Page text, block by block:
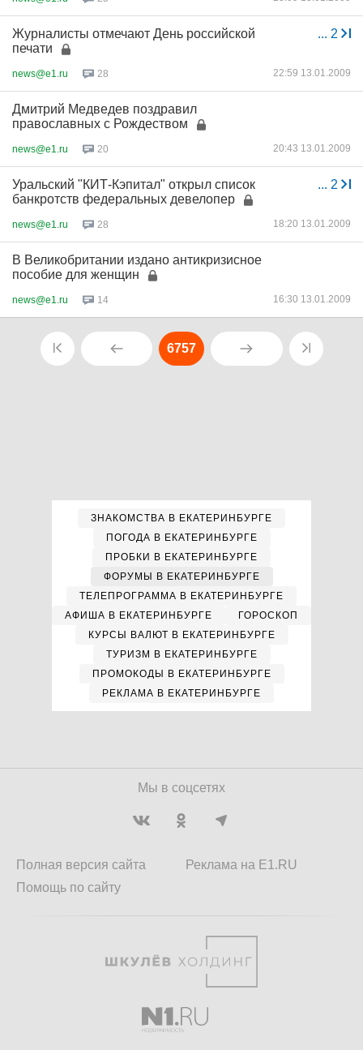
... 2
Журналисты отмечают День российской
печати
news@e1.ru 28 22:59 13.01.2009
Дмитрий Медведев поздравил
православных с Рождеством
news@e1.ru 20 20:43 13.01.2009
... 2
Уральский "КИТ-Кэпитал" открыл список
банкротств федеральных девелопер
news@e1.ru 28 18:20 13.01.2009
В Великобритании издано антикризисное
пособие для женщин
news@e1.ru 14 16:30 13.01.2009
6757
ЗНАКОМСТВА В ЕКАТЕРИНБУРГЕ
ПОГОДА В ЕКАТЕРИНБУРГЕ
ПРОБКИ В ЕКАТЕРИНБУРГЕ
ФОРУМЫ В ЕКАТЕРИНБУРГЕ
ТЕЛЕПРОГРАММА В ЕКАТЕРИНБУРГЕ
АФИША В ЕКАТЕРИНБУРГЕ
ГОРОСКОП
КУРСЫ ВАЛЮТ В ЕКАТЕРИНБУРГЕ
ТУРИЗМ В ЕКАТЕРИНБУРГЕ
ПРОМОКОДЫ В ЕКАТЕРИНБУРГЕ
РЕКЛАМА В ЕКАТЕРИНБУРГЕ
Мы в соцсетях
Полная версия сайта
Помощь по сайту
Реклама на E1.RU